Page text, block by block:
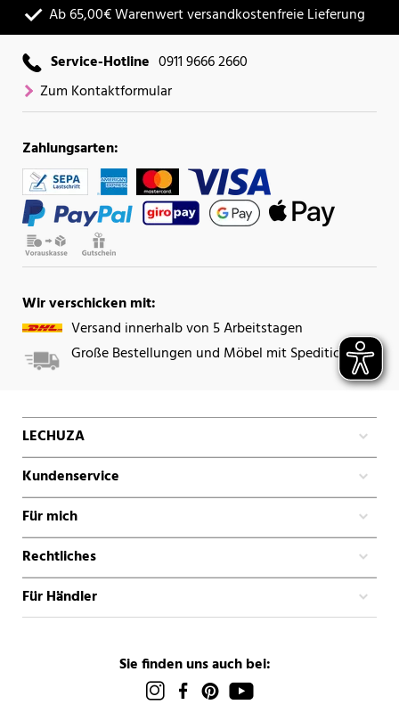
Ab 65,00€ Warenwert versandkostenfreie Lieferung
Service-Hotline 0911 9666 2660
Zum Kontaktformular
Zahlungsarten:
Wir verschicken mit:
Versand innerhalb von 5 Arbeitstagen
Große Bestellungen und Möbel mit Spedition
LECHUZA
Kundenservice
Für mich
Rechtliches
Für Händler
Sie finden uns auch bei: